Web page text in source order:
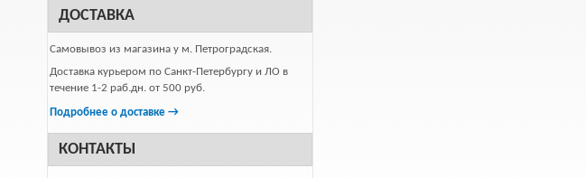
ДОСТАВКА
Самовывоз из магазина у м. Петроградская.
Доставка курьером по Санкт-Петербургу и ЛО в
течение 1-2 раб.дн. от 500 руб.
Подробнее о доставке →
КОНТАКТЫ